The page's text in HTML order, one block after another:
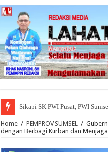
Sikapi SK PWI Pusat, PWI
Home / PEMPROV SUMSEL /
dengan Berbagi Kurban dan